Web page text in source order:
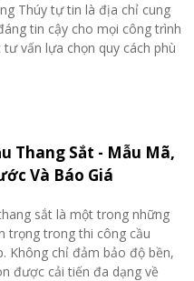
Thúy tự tin là địa chỉ cung
tin cậy cho mọi công trình
vấn lựa chọn quy cách phù
Thang Sắt - Mẫu Mã,
Và Báo Giá
sắt là một trong những
trọng trong thi công cầu
Không chỉ đảm bảo độ bền,
được cải tiến đa dạng về